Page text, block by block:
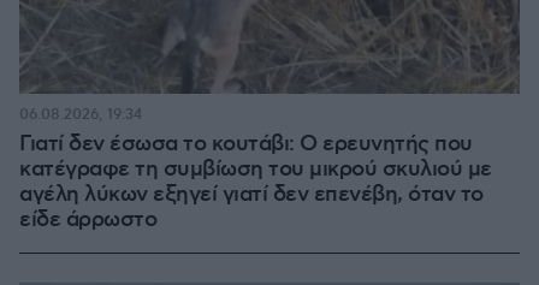
Γιατί δεν έσωσα το κουτάβι: Ο ερευνητής που
κατέγραφε τη συμβίωση του μικρού σκυλιού με
αγέλη λύκων εξηγεί γιατί δεν επενέβη, όταν το
είδε άρρωστο
06.08.2026, 19:34